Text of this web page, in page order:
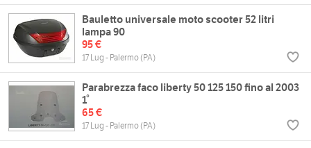
Bauletto universale moto scooter 52 litri
lampa 90
95 €
17 Lug - Palermo (PA)
Parabrezza faco liberty 50 125 150 fino al 2003
1°
65 €
17 Lug - Palermo (PA)